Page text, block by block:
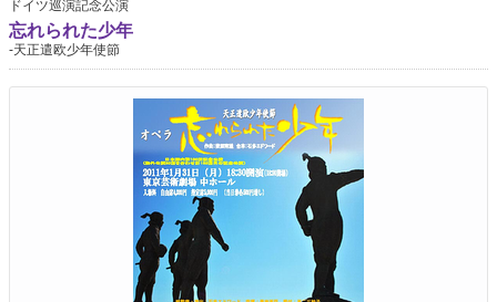
i
g
a
g
a
ドイツ巡演記念公演
忘れられた少年
-天正遣欧少年使節